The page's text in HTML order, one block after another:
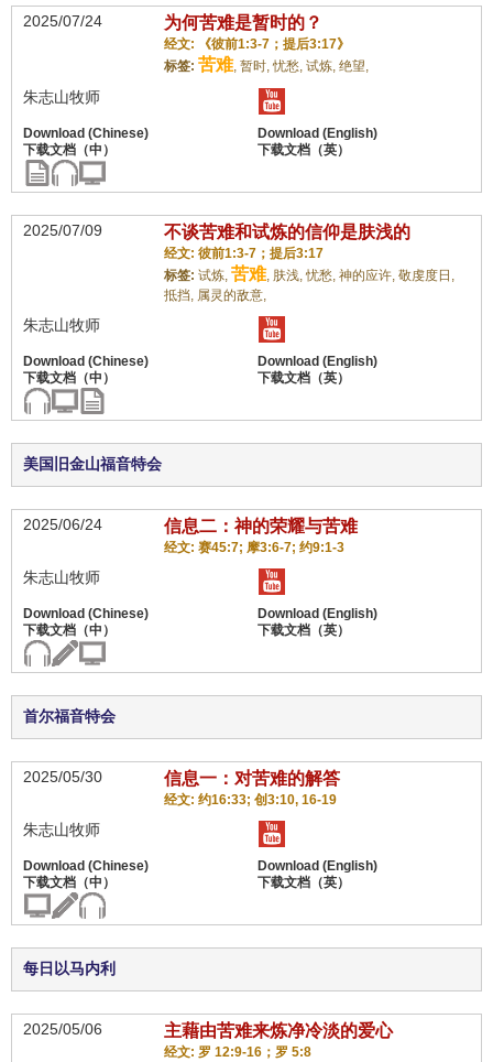
2025/07/24 为何苦难是暂时的？
经文: 《彼前1:3-7；提后3:17》
标签: 苦难, 暂时,忧愁, 试炼, 绝望,
朱志山牧师
2025/07/09 不谈苦难和试炼的信仰是肤浅的
经文: 彼前1:3-7；提后3:17
标签: 试炼, 苦难, 肤浅,忧愁, 神的应许, 敬虔度日,
抵挡, 属灵的敌意,
朱志山牧师
美国旧金山福音特会
2025/06/24 信息二：神的荣耀与苦难
经文: 赛45:7; 摩3:6-7; 约9:1-3
朱志山牧师
首尔福音特会
2025/05/30 信息一：对苦难的解答
经文: 约16:33; 创3:10, 16-19
朱志山牧师
每日以马内利
2025/05/06 主藉由苦难来炼净冷淡的爱心
经文: 罗 12:9-16；罗 5:8